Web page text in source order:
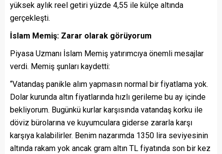
yüksek aylık reel getiri yüzde 4,55 ile külçe altında
gerçekleşti.
İslam Memiş: Zarar olarak görüyorum
Piyasa Uzmanı İslam Memiş yatırımcıya önemli mesajlar
verdi. Memiş şunları kaydetti:
“Vatandaş panikle alım yapmasın normal bir fiyatlama yok.
Dolar kurunda altın fiyatlarında hızlı gerileme bu ay içinde
bekliyorum. Bugünkü kurlar karşısında vatandaş korku ile
döviz bürolarına ve kuyumculara giderse zararla karşı
karşıya kalabilirler. Benim nazarımda 1350 lira seviyesinin
altında rakam yok ancak gram altın TL fiyatında son bir kez